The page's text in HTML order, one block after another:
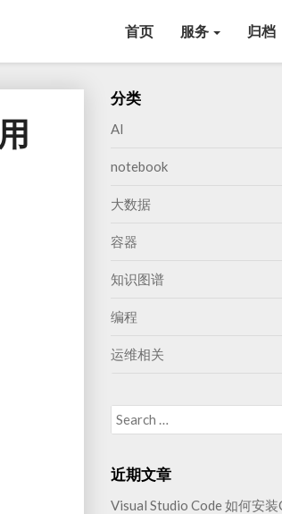
首页 服务 归档
分类
AI
notebook
大数据
容器
知识图谱
编程
运维相关
Search
for:
近期文章
Visual Studio Code 如何安装